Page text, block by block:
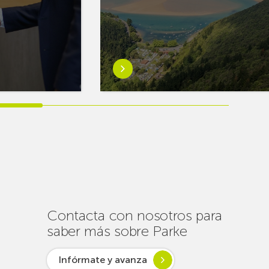
Saber
más
sobreEuskaltel
realiza
garantizar
la
conectividad
en
Contacta con nosotros para
saber más sobre Parke
Infórmate y avanza